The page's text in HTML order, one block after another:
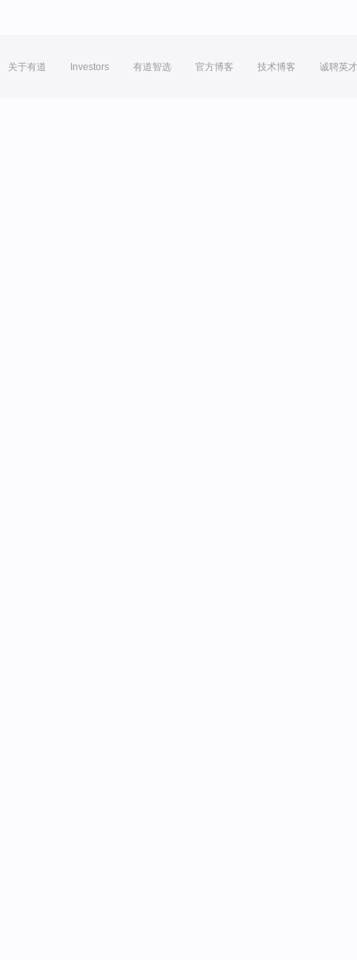
关于有道 Investors 有道智选 官方博客 技术博客 诚聘英才